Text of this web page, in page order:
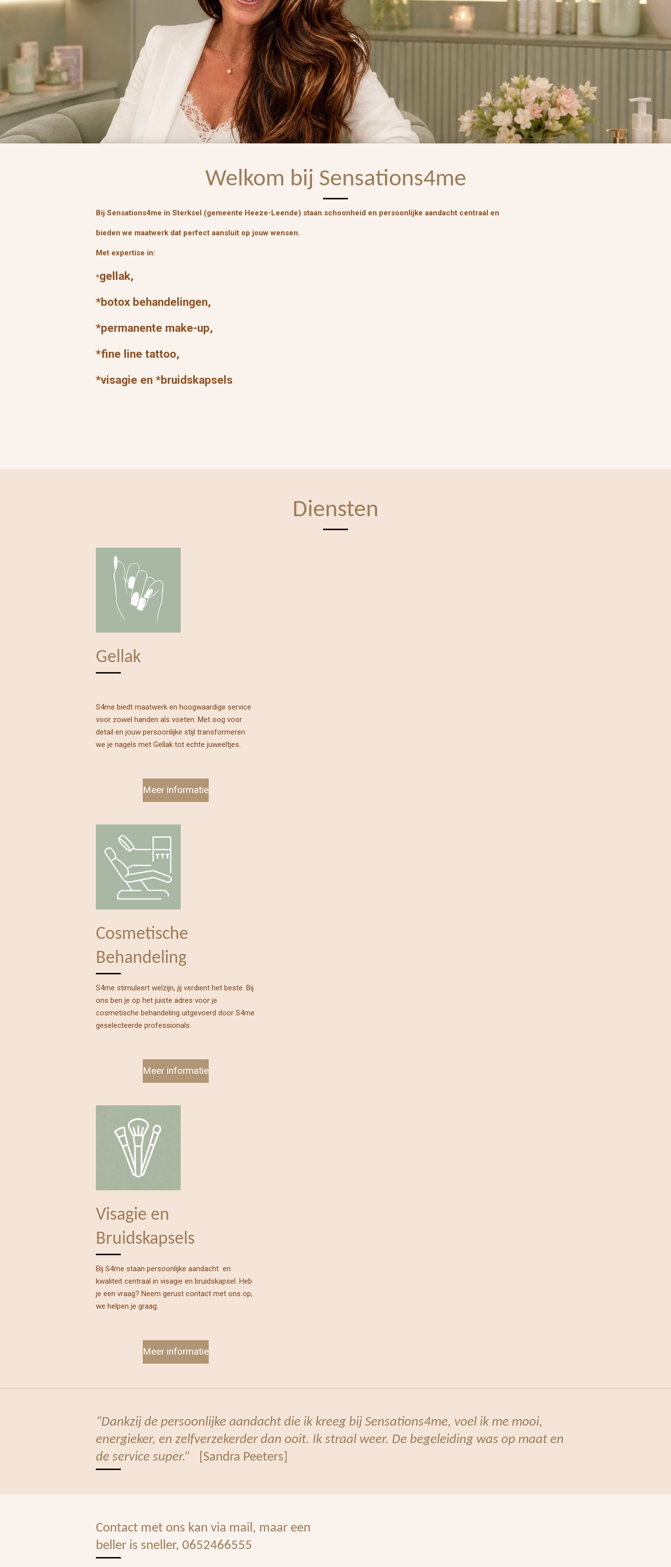
Welkom bij Sensations4me
Bij Sensations4me in Sterksel (gemeente Heeze-Leende) staan schoonheid en persoonlijke aandacht centraal en
bieden we maatwerk dat perfect aansluit op jouw wensen.
Met expertise in:
*gellak,
*botox behandelingen,
*permanente make-up,
*fine line tattoo,
*visagie en *bruidskapsels
Diensten
Gellak
S4me biedt maatwerk en hoogwaardige service
voor zowel handen als voeten. Met oog voor
detail en jouw persoonlijke stijl transformeren
we je nagels met Gellak tot echte juweeltjes.
Meer informatie
Cosmetische
Behandeling
S4me stimuleert welzijn, jij verdient het beste. Bij
ons ben je op het juiste adres voor je
cosmetische behandeling uitgevoerd door S4me
geselecteerde professionals.
Meer informatie
Visagie en
Bruidskapsels
Bij S4me staan persoonlijke aandacht en
kwaliteit centraal in visagie en bruidskapsel. Heb
je een vraag? Neem gerust contact met ons op,
we helpen je graag.
Meer informatie
“Dankzij de persoonlijke aandacht die ik kreeg bij Sensations4me, voel ik me mooi,
energieker, en zelfverzekerder dan ooit. Ik straal weer. De begeleiding was op maat en
de service super.”
[Sandra Peeters]
Contact met ons kan via mail, maar een
beller is sneller, 0652466555